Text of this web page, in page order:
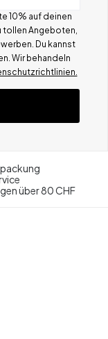
10% auf deinen
tollen Angeboten,
Du kannst
Wir behandeln
über 80 CHF